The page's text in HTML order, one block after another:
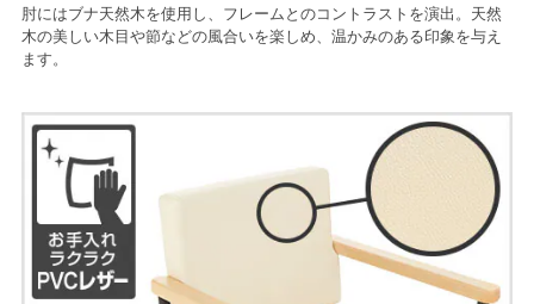
肘にはブナ天然木を使用し、フレームとのコントラストを演出。天然
木の美しい木目や節などの風合いを楽しめ、温かみのある印象を与え
ます。